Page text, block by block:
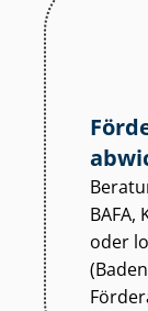
oder